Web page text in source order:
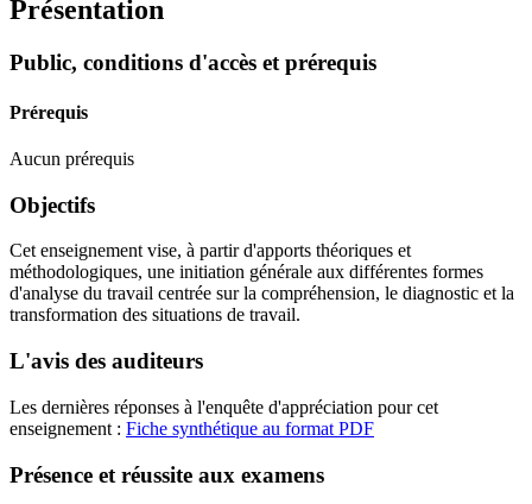
Présentation
Public, conditions d'accès et prérequis
Prérequis
Aucun prérequis
Objectifs
Cet enseignement vise, à partir d'apports théoriques et
méthodologiques, une initiation générale aux différentes formes
d'analyse du travail centrée sur la compréhension, le diagnostic et la
transformation des situations de travail.
L'avis des auditeurs
Les dernières réponses à l'enquête d'appréciation pour cet
enseignement : Fiche synthétique au format PDF
Présence et réussite aux examens